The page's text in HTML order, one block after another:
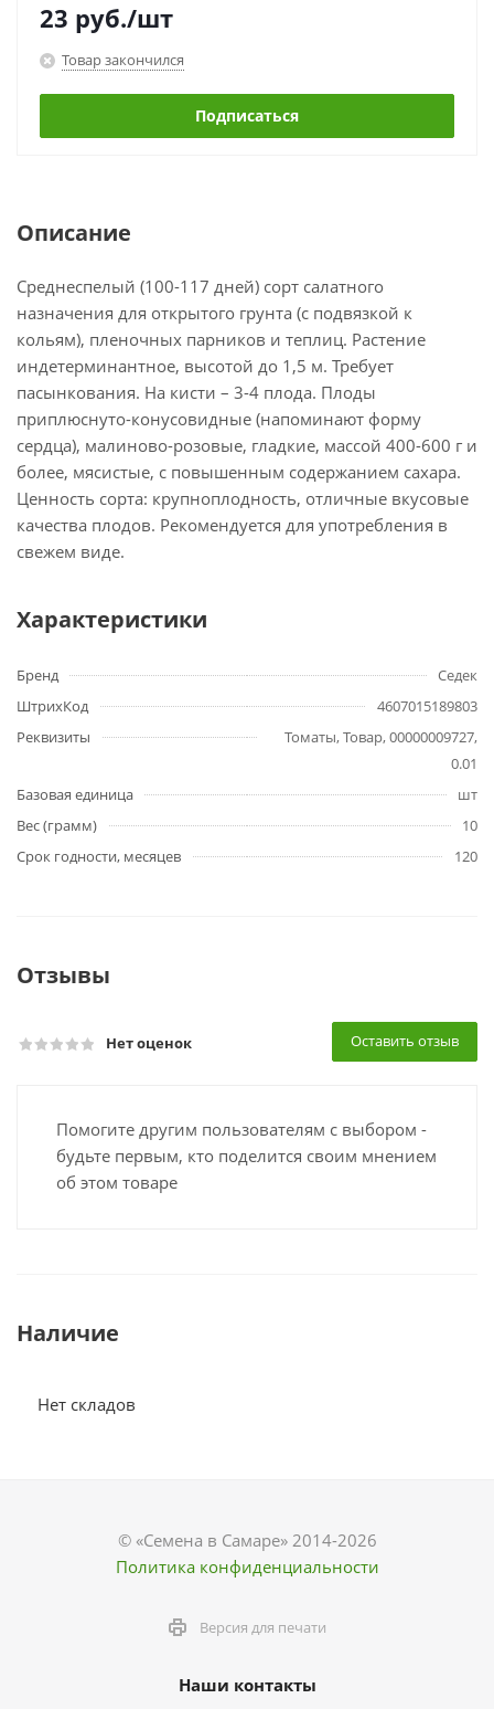
23 руб./шт
Товар закончился
Подписаться
Описание
Среднеспелый (100-117 дней) сорт салатного
назначения для открытого грунта (с подвязкой к
кольям), пленочных парников и теплиц. Растение
индетерминантное, высотой до 1,5 м. Требует
пасынкования. На кисти – 3-4 плода. Плоды
приплюснуто-конусовидные (напоминают форму
сердца), малиново-розовые, гладкие, массой 400-600 г и
более, мясистые, с повышенным содержанием сахара.
Ценность сорта: крупноплодность, отличные вкусовые
качества плодов. Рекомендуется для употребления в
свежем виде.
Характеристики
Бренд
Седек
ШтрихКод
4607015189803
Реквизиты
Томаты, Товар, 00000009727,
0.01
Базовая единица
шт
Вес (грамм)
10
Срок годности, месяцев
120
Отзывы
Нет оценок Оставить отзыв
Помогите другим пользователям с выбором -
будьте первым, кто поделится своим мнением
об этом товаре
Наличие
Нет складов
© «Семена в Самаре» 2014-2026
Политика конфиденциальности
Версия для печати
Наши контакты